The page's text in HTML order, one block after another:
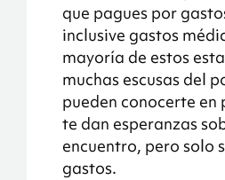
que pagues por
inclusive gastos
mayoría de estos
muchas escusas del
pueden conocerte en
te dan esperanzas
encuentro, pero solo
gastos.